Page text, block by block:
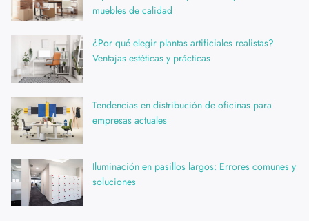
muebles de calidad
¿Por qué elegir plantas artificiales realistas?
Ventajas estéticas y prácticas
Tendencias en distribución de oficinas para
empresas actuales
Iluminación en pasillos largos: Errores comunes y
soluciones